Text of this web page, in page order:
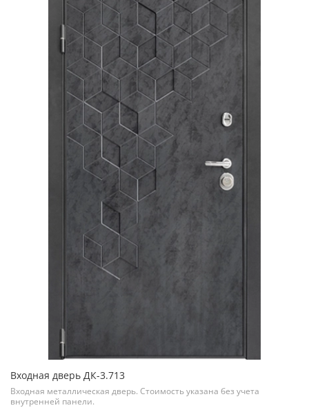
Входная дверь ДК-3.713
Входная металлическая дверь. Стоимость указана без учета
внутренней панели.